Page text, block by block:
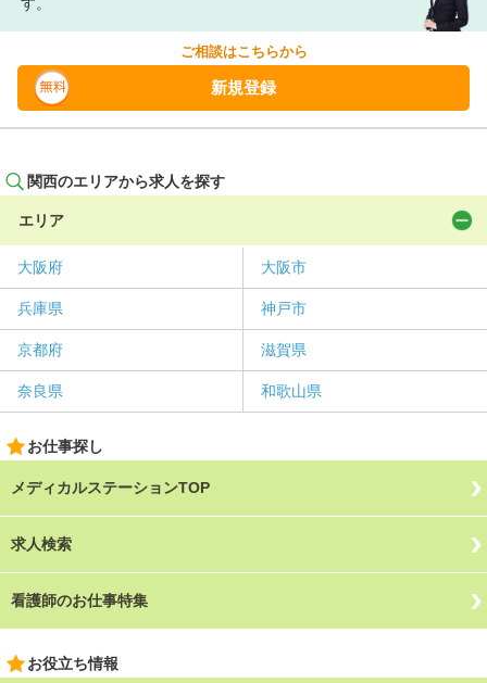
す。
ご相談はこちらから
新規登録
関西のエリアから求人を探す
エリア
大阪府 大阪市
兵庫県 神戸市
京都府 滋賀県
奈良県 和歌山県
お仕事探し
メディカルステーションTOP
求人検索
看護師のお仕事特集
お役立ち情報